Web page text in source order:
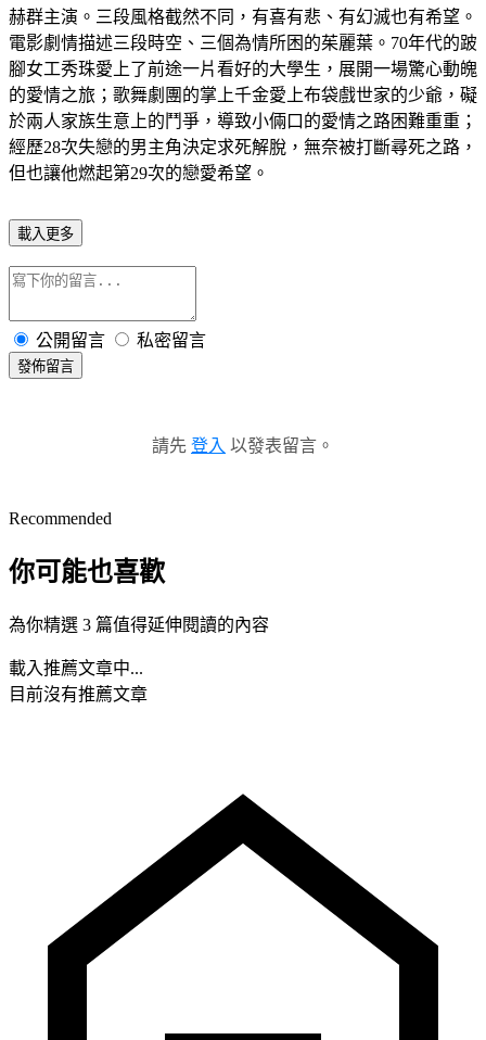
赫群主演。三段風格截然不同，有喜有悲、有幻滅也有希望。
電影劇情描述三段時空、三個為情所困的茱麗葉。70年代的跛
腳女工秀珠愛上了前途一片看好的大學生，展開一場驚心動魄
的愛情之旅；歌舞劇團的掌上千金愛上布袋戲世家的少爺，礙
於兩人家族生意上的鬥爭，導致小倆口的愛情之路困難重重；
經歷28次失戀的男主角決定求死解脫，無奈被打斷尋死之路，
但也讓他燃起第29次的戀愛希望。
載入更多
公開留言 私密留言
發佈留言
請先 登入 以發表留言。
Recommended
你可能也喜歡
為你精選 3 篇值得延伸閱讀的內容
載入推薦文章中...
目前沒有推薦文章